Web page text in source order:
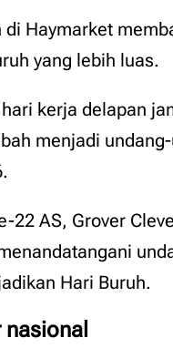
di Haymarket
yang lebih luas.
kerja delapan
menjadi
22 AS, Grover
Hari Buruh.